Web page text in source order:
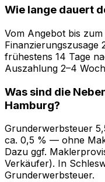
Wie lange dauert
Vom Angebot bis
Finanzierungszusage
frühestens 14 Tage
Auszahlung 2–4
Was sind die
Hamburg?
Grunderwerbsteuer
ca. 0,5 % — ohne
Dazu ggf.
Verkäufer). In
Grunderwerbsteuer.